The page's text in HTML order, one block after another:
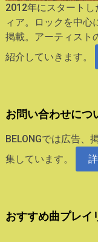
2012年にスタート
ィア。ロックを中心
掲載。アーティスト
紹介していきます。
お問い合わせにつ
BELONGでは広告、
集しています。
おすすめ曲プレイ